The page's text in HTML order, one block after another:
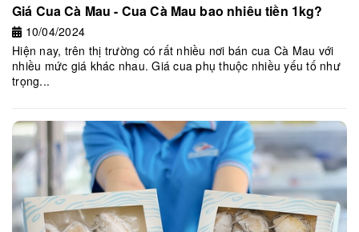
Giá Cua Cà Mau - Cua Cà Mau bao nhiêu tiền 1kg?
10/04/2024
Hiện nay, trên thị trường có rất nhiều nơi bán cua Cà Mau với
nhiều mức giá khác nhau. Giá cua phụ thuộc nhiều yếu tố như
trọng...